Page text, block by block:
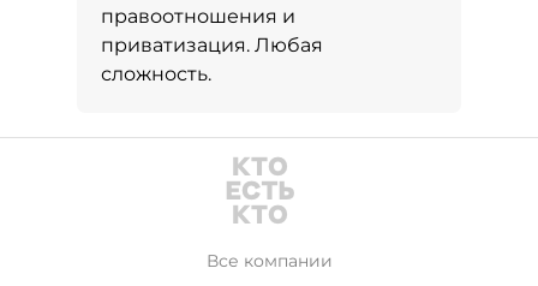
правоотношения и
приватизация. Любая
сложность.
Все компании